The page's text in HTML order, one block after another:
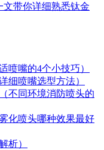
带你详细熟悉钛金
喷嘴的4个小技巧）
细喷嘴选型方法）
不同环境消防喷头的
化喷头哪种效果最好
析）